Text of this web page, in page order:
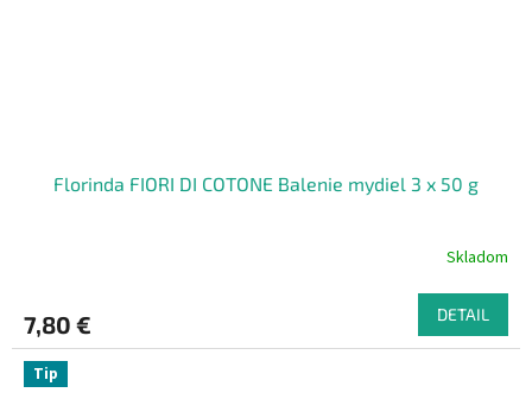
Florinda FIORI DI COTONE Balenie mydiel 3 x 50 g
Skladom
7,80 € DETAIL
Tip